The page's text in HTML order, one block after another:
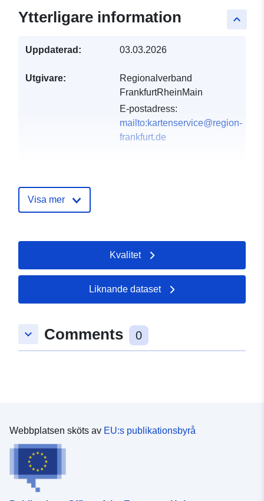
keyboard_arrow_up
Ytterligare information
Uppdaterad: 03.03.2026
Utgivare:
Regionalverband
FrankfurtRheinMain
E-postadress:
mailto:kartenservice@region-
frankfurt.de
Spatial: Koordinater: [ [ 8.305923,
50.473743 ], [ 9.057831,
50.473743 ], [ 9.057831,
49.876417 ], [ 8.305923,
Typ: Polygon
Visa mer
Kvalitet
Liknande dataset
keyboard_arrow_down Comments 0
Webbplatsen sköts av EU:s publikationsbyrå